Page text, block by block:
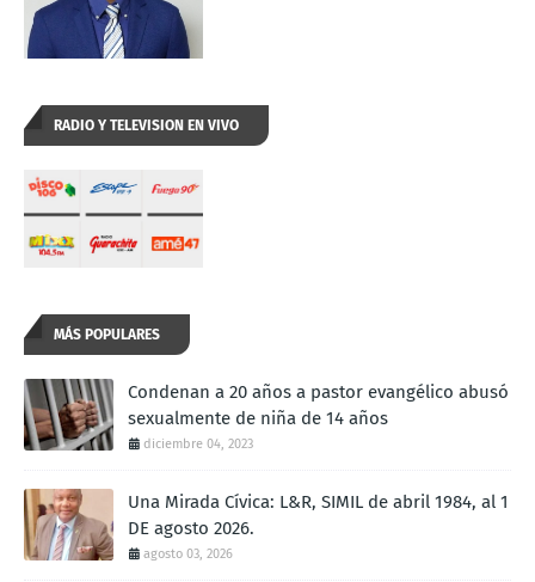
RADIO Y TELEVISION EN VIVO
MÁS POPULARES
Condenan a 20 años a pastor evangélico abusó
sexualmente de niña de 14 años
diciembre 04, 2023
Una Mirada Cívica: L&R, SIMIL de abril 1984, al 1
DE agosto 2026.
agosto 03, 2026